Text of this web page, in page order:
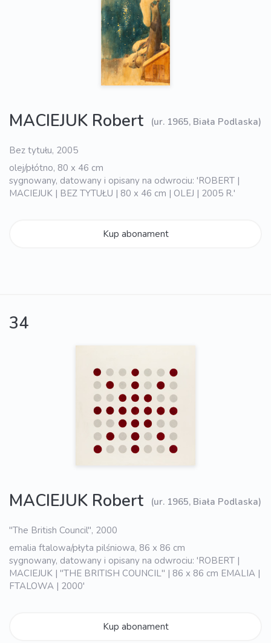
MACIEJUK Robert (ur. 1965, Biała Podlaska)
Bez tytułu, 2005
olej/płótno, 80 x 46 cm
sygnowany, datowany i opisany na odwrociu: 'ROBERT |
MACIEJUK | BEZ TYTUŁU | 80 x 46 cm | OLEJ | 2005 R.'
Kup abonament
34
MACIEJUK Robert (ur. 1965, Biała Podlaska)
"The British Council", 2000
emalia ftalowa/płyta pilśniowa, 86 x 86 cm
sygnowany, datowany i opisany na odwrociu: 'ROBERT |
MACIEJUK | "THE BRITISH COUNCIL" | 86 x 86 cm EMALIA |
FTALOWA | 2000'
Kup abonament